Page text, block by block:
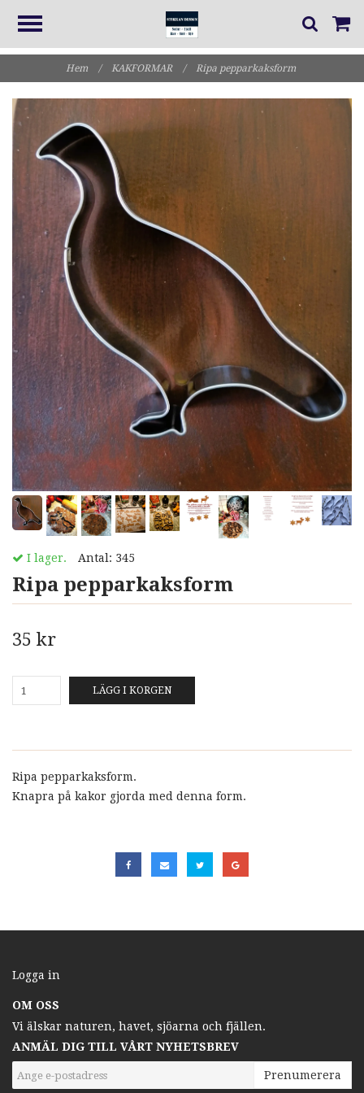
Hem / KAKFORMAR / Ripa pepparkaksform
I lager. Antal: 345
Ripa pepparkaksform
35 kr
LÄGG I KORGEN
Ripa pepparkaksform.
Knapra på kakor gjorda med denna form.
Logga in
OM OSS
Vi älskar naturen, havet, sjöarna och fjällen.
ANMÄL DIG TILL VÅRT NYHETSBREV
Prenumerera